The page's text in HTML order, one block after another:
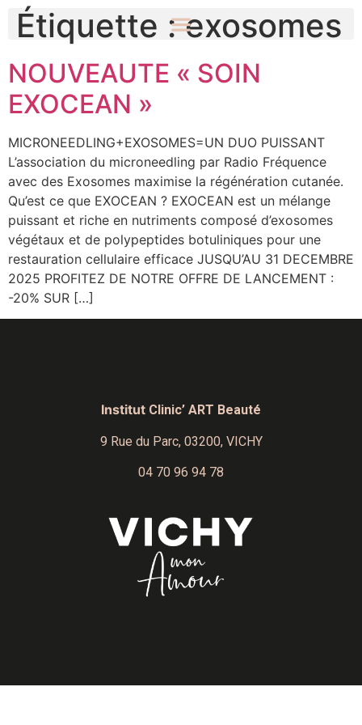
Étiquette :exosomes
NOUVEAUTE « SOIN
EXOCEAN »
MICRONEEDLING+EXOSOMES=UN DUO PUISSANT
L’association du microneedling par Radio Fréquence
avec des Exosomes maximise la régénération cutanée.
Qu’est ce que EXOCEAN ? EXOCEAN est un mélange
puissant et riche en nutriments composé d’exosomes
végétaux et de polypeptides botuliniques pour une
restauration cellulaire efficace JUSQU’AU 31 DECEMBRE
2025 PROFITEZ DE NOTRE OFFRE DE LANCEMENT :
-20% SUR […]
Institut Clinic’ ART Beauté
9 Rue du Parc, 03200, VICHY
04 70 96 94 78